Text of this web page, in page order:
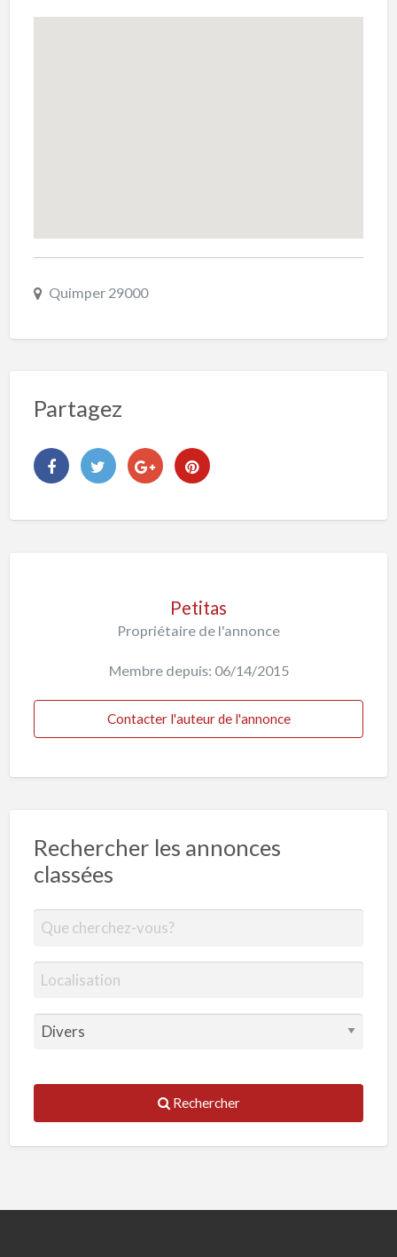
Quimper 29000
Partagez
Petitas
Propriétaire de l'annonce
Membre depuis: 06/14/2015
Contacter l'auteur de l'annonce
Rechercher les annonces
classées
Rechercher